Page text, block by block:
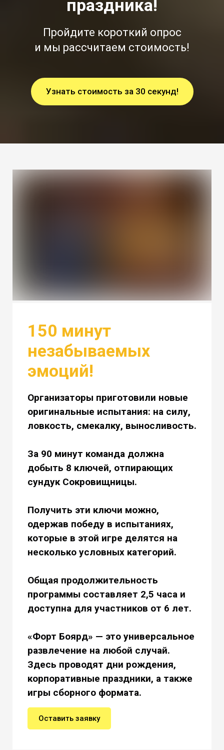
праздника!
Пройдите короткий опрос
и мы рассчитаем стоимость!
Узнать стоимость за 30 секунд!
150 минут
незабываемых
эмоций!
Организаторы приготовили новые
оригинальные испытания: на силу,
ловкость, смекалку, выносливость.
За 90 минут команда должна
добыть 8 ключей, отпирающих
сундук Сокровищницы.
Получить эти ключи можно,
одержав победу в испытаниях,
которые в этой игре делятся на
несколько условных категорий.
Общая продолжительность
программы составляет 2,5 часа и
доступна для участников от 6 лет.
«Форт Боярд» — это универсальное
развлечение на любой случай.
Здесь проводят дни рождения,
корпоративные праздники, а также
игры сборного формата.
Оставить заявку